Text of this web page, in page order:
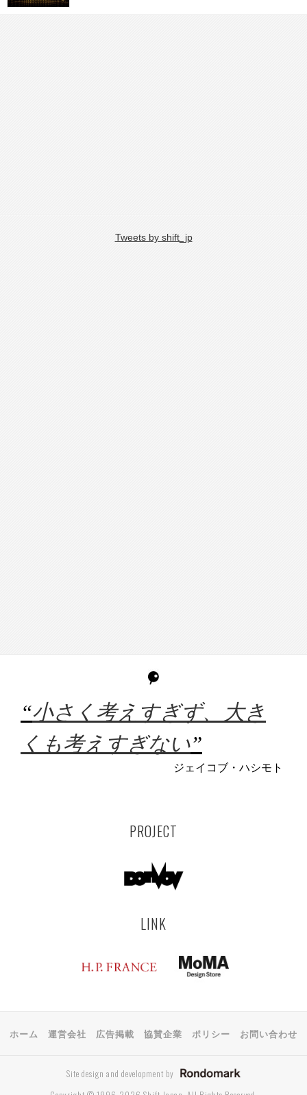
Tweets by shift_jp
“小さく考えすぎず、大き
くも考えすぎない”
ジェイコブ・ハシモト
PROJECT
LINK
ホーム 運営会社 広告掲載 協賛企業 ポリシー お問い合わせ
Site design and development by